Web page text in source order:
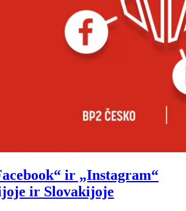
ir „Instagram“
ir Slovakijoje